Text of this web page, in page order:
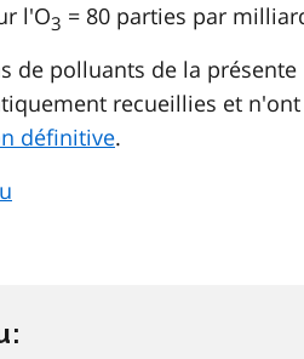
l'O3 = 80 parties par
de polluants de la présente
recueillies et
définitive.